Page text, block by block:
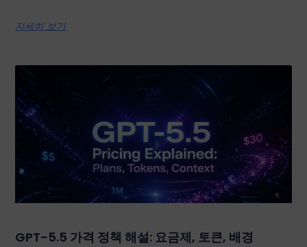
자세히 보기
GPT-5.5 가격 정책 해설: 요금제, 토큰, 배경